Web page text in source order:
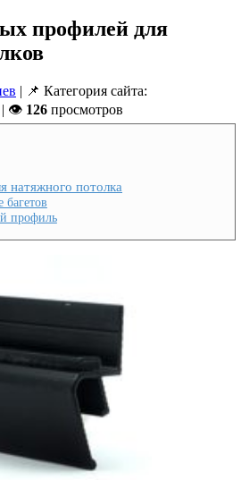
профилей для
| 📌 Категория сайта:
| 👁 126 просмотров
натяжного потолка
багетов
профиль